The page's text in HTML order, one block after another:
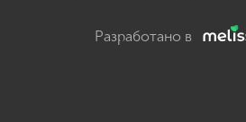
Разработано в